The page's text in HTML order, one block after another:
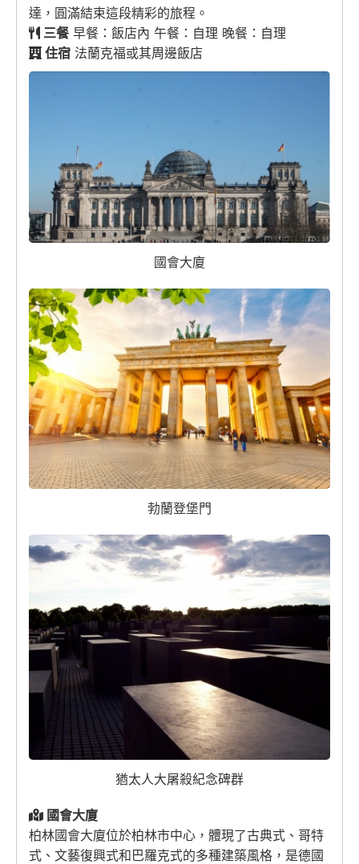
達，圓滿結束這段精彩的旅程。
三餐早餐：飯店內 午餐：自理 晚餐：自理
住宿 法蘭克福或其周邊飯店
國會大廈
勃蘭登堡門
猶太人大屠殺紀念碑群
國會大廈
柏林國會大廈位於柏林市中心，體現了古典式、哥特
式、文藝復興式和巴羅克式的多種建築風格，是德國